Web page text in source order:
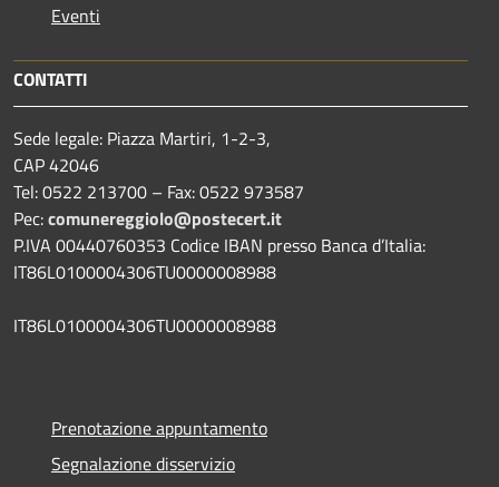
Eventi
CONTATTI
Sede legale: Piazza Martiri, 1-2-3,
CAP 42046
Tel: 0522 213700 – Fax: 0522 973587
Pec:comunereggiolo@postecert.it
P.IVA 00440760353 Codice IBAN presso Banca d’Italia:
IT86L0100004306TU0000008988
IT86L0100004306TU0000008988
Prenotazione appuntamento
Segnalazione disservizio